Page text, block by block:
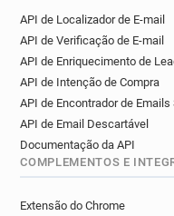
API de Localizador de E-mail
API de Verificação de E-mail
API de Enriquecimento de
API de Intenção de Compra
API de Encontrador de Emails
API de Email Descartável
Documentação da API
COMPLEMENTOS E
Extensão do Chrome